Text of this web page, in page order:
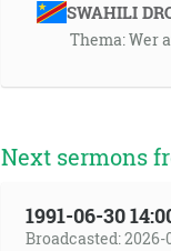
SWAHILI
Thema: Wer
Next sermons
1991-06-30
Broadcasted: 2026-